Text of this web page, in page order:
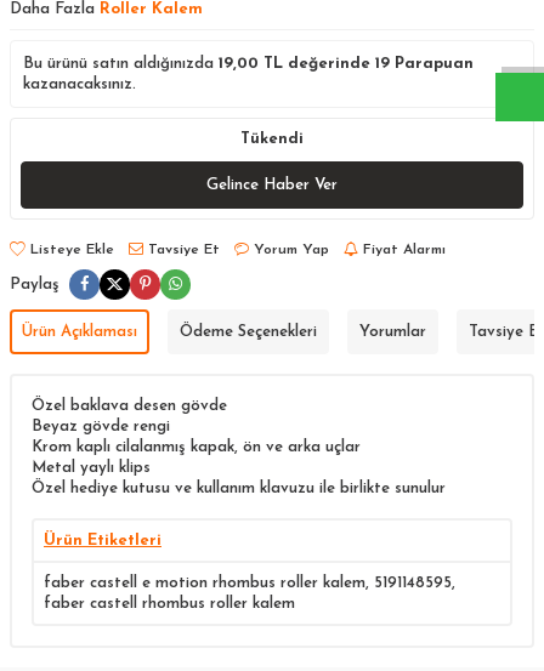
Daha Fazla Roller Kalem
Bu ürünü satın aldığınızda 19,00 TL değerinde 19 Parapuan
kazanacaksınız.
Tükendi
Gelince Haber Ver
Listeye Ekle Tavsiye Et Yorum Yap Fiyat Alarmı
Paylaş
Ürün Açıklaması Ödeme Seçenekleri Yorumlar Tavsiye
Özel baklava desen gövde
Beyaz gövde rengi
Krom kaplı cilalanmış kapak, ön ve arka uçlar
Metal yaylı klips
Özel hediye kutusu ve kullanım klavuzu ile birlikte sunulur
Ürün Etiketleri
faber castell e motion rhombus roller kalem, 5191148595,
faber castell rhombus roller kalem